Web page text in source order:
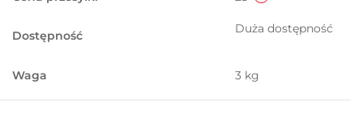
Dostępność Duża dostępność
Waga 3 kg